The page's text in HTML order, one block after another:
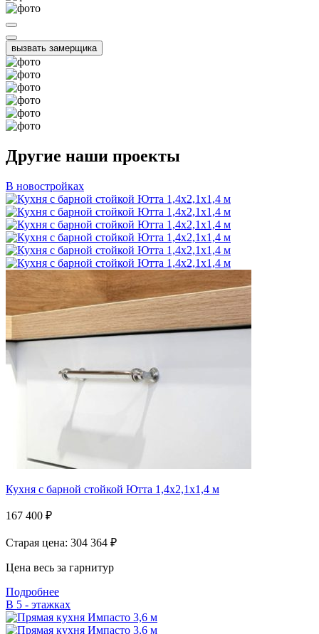
вызвать замерщика
Другие наши проекты
В новостройках
Кухня с барной стойкой Ютта 1,4х2,1х1,4 м
167 400 ₽
Старая цена: 304 364 ₽
Цена весь за гарнитур
Подробнее
В 5 - этажках